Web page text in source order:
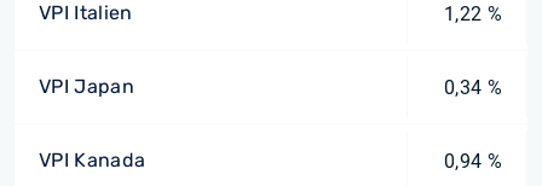
VPI Italien 1,22 %
VPI Japan 0,34 %
VPI Kanada 0,94 %